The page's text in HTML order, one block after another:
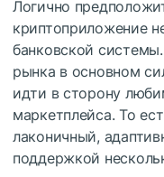
Логично
криптоприложение
банковской
рынка в основном
идти в сторону
маркетплейса. То
лаконичный,
поддержкой